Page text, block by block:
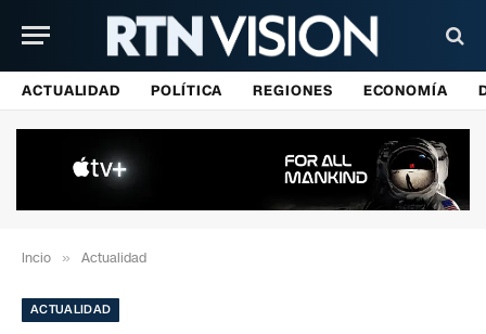
ACTUALIDAD POLÍTICA REGIONES ECONOMÍA
Incio » Actualidad
ACTUALIDAD